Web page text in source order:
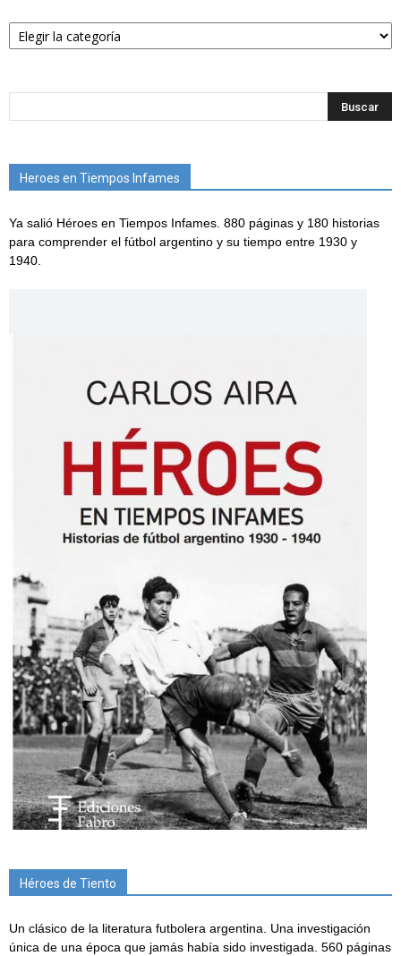
Categorías
Heroes en Tiempos Infames
Ya salió Héroes en Tiempos Infames. 880 páginas y 180 historias
para comprender el fútbol argentino y su tiempo entre 1930 y
1940.
Héroes de Tiento
Un clásico de la literatura futbolera argentina. Una investigación
única de una época que jamás había sido investigada. 560 páginas